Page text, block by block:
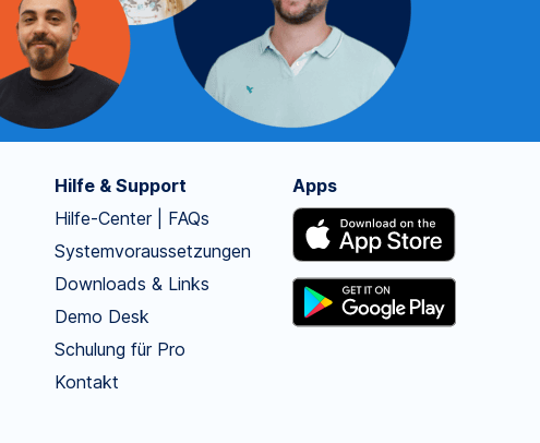
Hilfe & Support
Hilfe-Center | FAQs
Systemvoraussetzungen
Downloads & Links
Demo Desk
Schulung für Pro
Kontakt
Apps